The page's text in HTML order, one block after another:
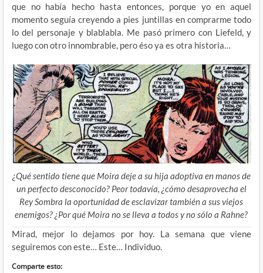
que no había hecho hasta entonces, porque yo en aquel
momento seguía creyendo a pies juntillas en comprarme todo
lo del personaje y blablabla. Me pasó primero con Liefeld, y
luego con otro innombrable, pero éso ya es otra historia…
¿Qué sentido tiene que Moira deje a su hija adoptiva en manos de
un perfecto desconocido? Peor todavía, ¿cómo desaprovecha el
Rey Sombra la oportunidad de esclavizar también a sus viejos
enemigos? ¿Por qué Moira no se lleva a todos y no sólo a Rahne?
Mirad, mejor lo dejamos por hoy. La semana que viene
seguiremos con este… Este… Individuo.
Comparte esto: